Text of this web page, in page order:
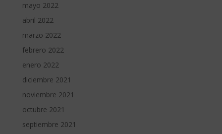
mayo 2022
abril 2022
marzo 2022
febrero 2022
enero 2022
diciembre 2021
noviembre 2021
octubre 2021
septiembre 2021